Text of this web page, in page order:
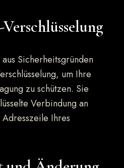
Sicherheitsgründen
um Ihre
zu schützen. Sie
Verbindung an
Ihres